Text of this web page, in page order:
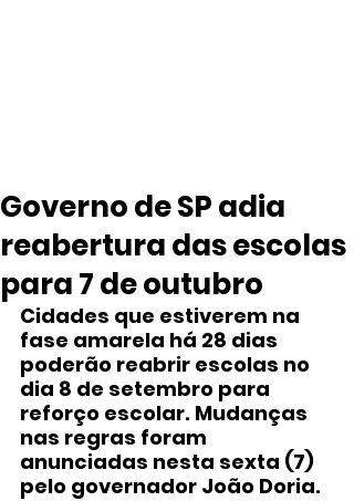
Governo de SP adia
reabertura das escolas
para 7 de outubro
Cidades que estiverem na
fase amarela há 28 dias
poderão reabrir escolas no
dia 8 de setembro para
reforço escolar. Mudanças
nas regras foram
anunciadas nesta sexta (7)
pelo governador João Doria.